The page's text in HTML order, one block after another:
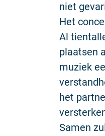
niet
Het
Al
plaatsen
muziek
het
Samen